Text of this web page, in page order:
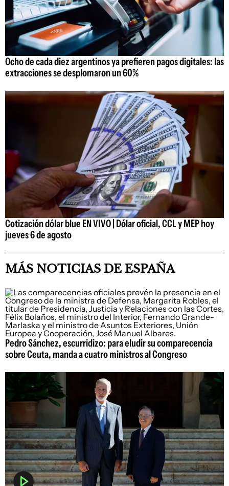
Ocho de cada diez argentinos ya prefieren pagos digitales: las
extracciones se desplomaron un 60%
Cotización dólar blue EN VIVO | Dólar oficial, CCL y MEP hoy
jueves 6 de agosto
MÁS NOTICIAS DE ESPAÑA
Pedro Sánchez, escurridizo: para eludir su comparecencia
sobre Ceuta, manda a cuatro ministros al Congreso